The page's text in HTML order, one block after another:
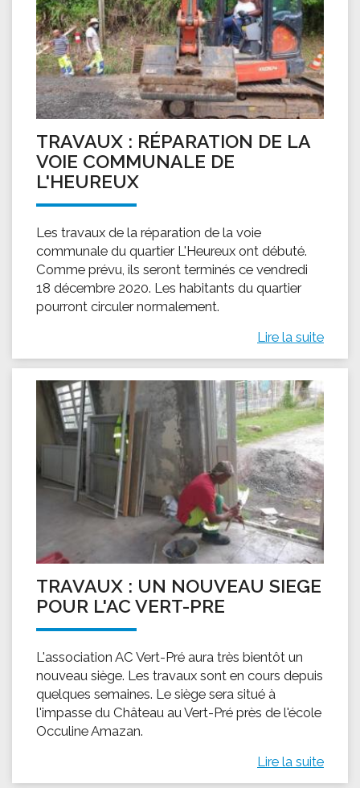
TRAVAUX : RÉPARATION DE LA
VOIE COMMUNALE DE
L'HEUREUX
Les travaux de la réparation de la voie
communale du quartier L'Heureux ont débuté.
Comme prévu, ils seront terminés ce vendredi
18 décembre 2020. Les habitants du quartier
pourront circuler normalement.
Lire la suite
TRAVAUX : UN NOUVEAU SIEGE
POUR L'AC VERT-PRE
L'association AC Vert-Pré aura très bientôt un
nouveau siège. Les travaux sont en cours depuis
quelques semaines. Le siège sera situé à
l'impasse du Château au Vert-Pré près de l'école
Occuline Amazan.
Lire la suite